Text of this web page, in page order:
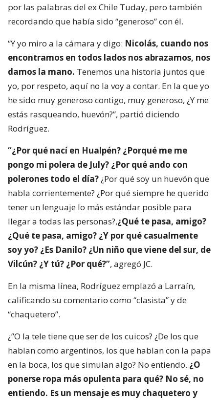
por las palabras del ex Chile Tuday, pero también
recordando que había sido “generoso” con él.
“Y yo miro a la cámara y digo: Nicolás, cuando nos
encontramos en todos lados nos abrazamos, nos
damos la mano. Tenemos una historia juntos que
yo, por respeto, aquí no la voy a contar. En la que yo
he sido muy generoso contigo, muy generoso, ¿Y me
estás rasqueando, huevón?”, partió diciendo
Rodríguez.
“¿Por qué nací en Hualpén? ¿Porqué me me
pongo mi polera de July? ¿Por qué ando con
polerones todo el día?¿Por qué soy un huevón que
habla corrientemente? ¿Por qué siempre he querido
tener un lenguaje lo más estándar posible para
llegar a todas las personas?,¿Qué te pasa, amigo?
¿Qué te pasa, amigo? ¿Y por qué casualmente
soy yo? ¿Es Danilo? ¿Un niño que viene del sur, de
Vilcún? ¿Y tú? ¿Por qué?”, agregó JC.
En la misma línea, Rodríguez emplazó a Larraín,
calificando su comentario como “clasista” y de
“chaquetero”.
¿”O la tele tiene que ser de los cuicos? ¿De los que
hablan como argentinos, los que hablan con la papa
en la boca, los que simulan algo? No entiendo. ¿O
ponerse ropa más opulenta para qué? No sé, no
entiendo. Es un mensaje es muy chaquetero y